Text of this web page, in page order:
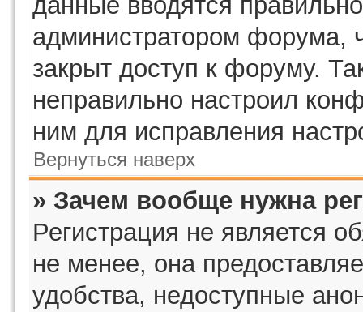
администратором форума,
закрыт доступ к форуму.
неправильно настроил
ним для исправления
Вернуться наверх
» Зачем вообще нужна
Регистрация не является
не менее, она
удобства, недоступные